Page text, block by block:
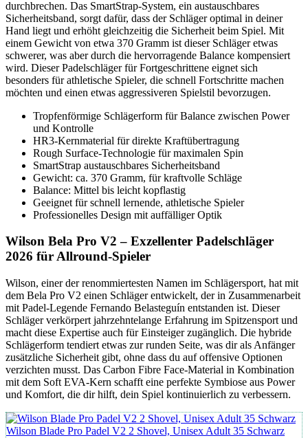
durchbrechen. Das SmartStrap-System, ein austauschbares
Sicherheitsband, sorgt dafür, dass der Schläger optimal in deiner
Hand liegt und erhöht gleichzeitig die Sicherheit beim Spiel. Mit
einem Gewicht von etwa 370 Gramm ist dieser Schläger etwas
schwerer, was aber durch die hervorragende Balance kompensiert
wird. Dieser Padelschläger für Fortgeschrittene eignet sich
besonders für athletische Spieler, die schnell Fortschritte machen
möchten und einen etwas aggressiveren Spielstil bevorzugen.
Tropfenförmige Schlägerform für Balance zwischen Power
und Kontrolle
HR3-Kernmaterial für direkte Kraftübertragung
Rough Surface-Technologie für maximalen Spin
SmartStrap austauschbares Sicherheitsband
Gewicht: ca. 370 Gramm, für kraftvolle Schläge
Balance: Mittel bis leicht kopflastig
Geeignet für schnell lernende, athletische Spieler
Professionelles Design mit auffälliger Optik
Wilson Bela Pro V2 – Exzellenter Padelschläger
2026 für Allround-Spieler
Wilson, einer der renommiertesten Namen im Schlägersport, hat mit
dem Bela Pro V2 einen Schläger entwickelt, der in Zusammenarbeit
mit Padel-Legende Fernando Belasteguín entstanden ist. Dieser
Schläger verkörpert jahrzehntelange Erfahrung im Spitzensport und
macht diese Expertise auch für Einsteiger zugänglich. Die hybride
Schlägerform tendiert etwas zur runden Seite, was dir als Anfänger
zusätzliche Sicherheit gibt, ohne dass du auf offensive Optionen
verzichten musst. Das Carbon Fibre Face-Material in Kombination
mit dem Soft EVA-Kern schafft eine perfekte Symbiose aus Power
und Komfort, die dir hilft, dein Spiel kontinuierlich zu verbessern.
Wilson Blade Pro Padel V2 2 Shovel, Unisex Adult 35 Schwarz